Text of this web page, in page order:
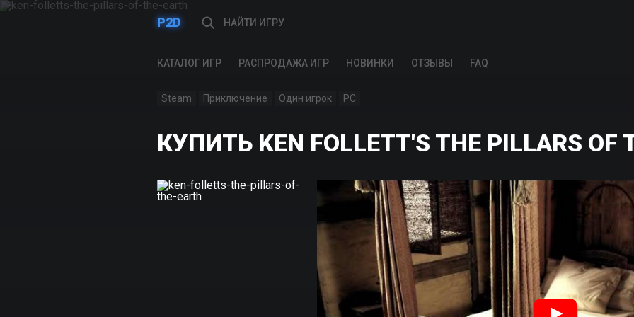
P2D
КАТАЛОГ ИГР РАСПРОДАЖА ИГР НОВИНКИ ОТЗЫВЫ FAQ
Steam Приключение Один игрок PC
КУПИТЬ KEN FOLLETT'S THE PILLARS OF